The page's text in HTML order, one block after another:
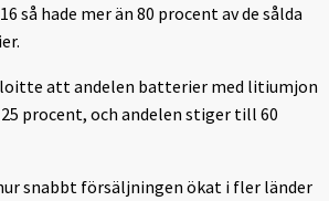
så hade mer än 80 procent av de sålda
att andelen batterier med litiumjon
procent, och andelen stiger till 60
snabbt försäljningen ökat i fler länder